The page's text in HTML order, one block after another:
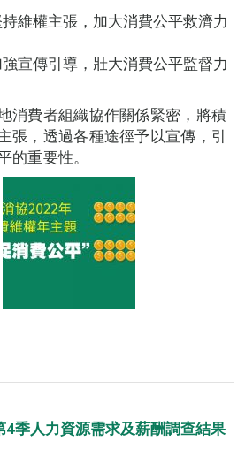
維權主張，加大消費公平救濟力
宣傳引導，壯大消費公平監督力
消費者組織協作關係緊密，將積
張，透過各種途徑予以宣傳，引
的重要性。
4季人力資源需求及薪酬調查結果